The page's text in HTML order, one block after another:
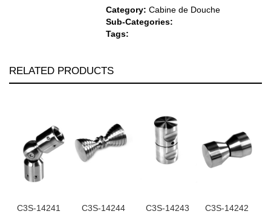
Category: Cabine de Douche
Sub-Categories:
Tags:
RELATED PRODUCTS
C3S-14241 C3S-14244 C3S-14243 C3S-14242